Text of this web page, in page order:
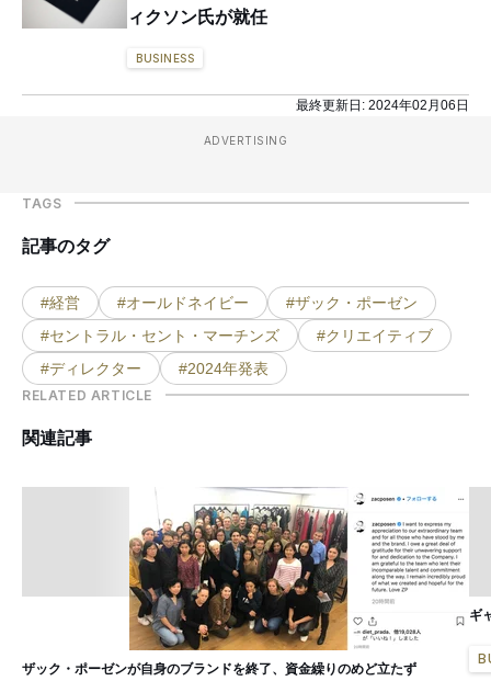
ィクソン氏が就任
BUSINESS
最終更新日: 2024年02月06日
ADVERTISING
TAGS
記事のタグ
#経営 #オールドネイビー
#ザック・ポーゼン
#セントラル・セント・マーチンズ
#クリエイティブ
#ディレクター
#2024年発表
RELATED ARTICLE
関連記事
ザック・ポーゼンが自身のブランドを終了、資金繰りのめど立たず
ギ